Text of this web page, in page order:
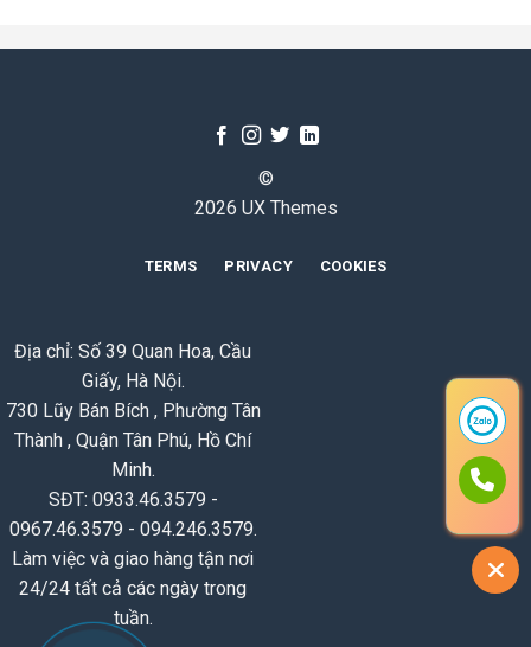
©
2026 UX Themes
TERMS PRIVACY COOKIES
Địa chỉ: Số 39 Quan Hoa, Cầu
Giấy, Hà Nội.
730 Lũy Bán Bích , Phường Tân
Thành , Quận Tân Phú, Hồ Chí
Minh.
SĐT: 0933.46.3579 -
0967.46.3579 - 094.246.3579.
Làm việc và giao hàng tận nơi
24/24 tất cả các ngày trong
tuần.